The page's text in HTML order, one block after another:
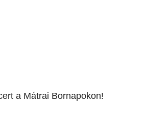
a Mátrai Bornapokon!